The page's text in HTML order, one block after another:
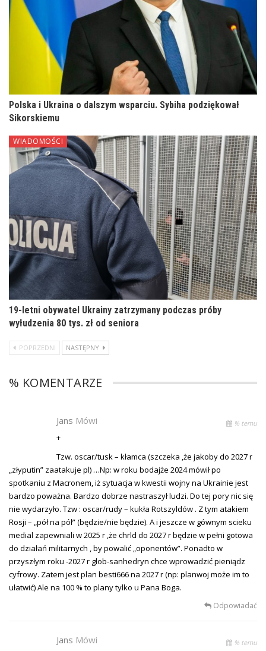
Polska i Ukraina o dalszym wsparciu. Sybiha podziękował
Sikorskiemu
WIADOMOŚCI
19-letni obywatel Ukrainy zatrzymany podczas próby
wyłudzenia 80 tys. zł od seniora
POPRZEDNI NASTĘPNY
% KOMENTARZE
Jans Mówi % temu
+
Tzw. oscar/tusk – kłamca (szczeka ,że jakoby do 2027 r
„złyputin” zaatakuje pl) …Np: w roku bodajże 2024 mówił po
spotkaniu z Macronem, iż sytuacja w kwestii wojny na Ukrainie jest
bardzo poważna. Bardzo dobrze nastraszył ludzi. Do tej pory nic się
nie wydarzyło. Tzw : oscar/rudy – kukła Rotszyldów . Z tym atakiem
Rosji – „pół na pół” (będzie/nie będzie). A i jeszcze w gównym scieku
medial zapewniali w 2025 r ,że chrld do 2027 r będzie w pełni gotowa
do działań militarnych , by powalić „oponentów”. Ponadto w
przyszłym roku -2027 r glob-sanhedryn chce wprowadzić pieniądz
cyfrowy. Zatem jest plan besti666 na 2027 r (np: planwoj może im to
ułatwić) Ale na 100 % to plany tylko u Pana Boga.
Odpowiadać
Jans Mówi % temu